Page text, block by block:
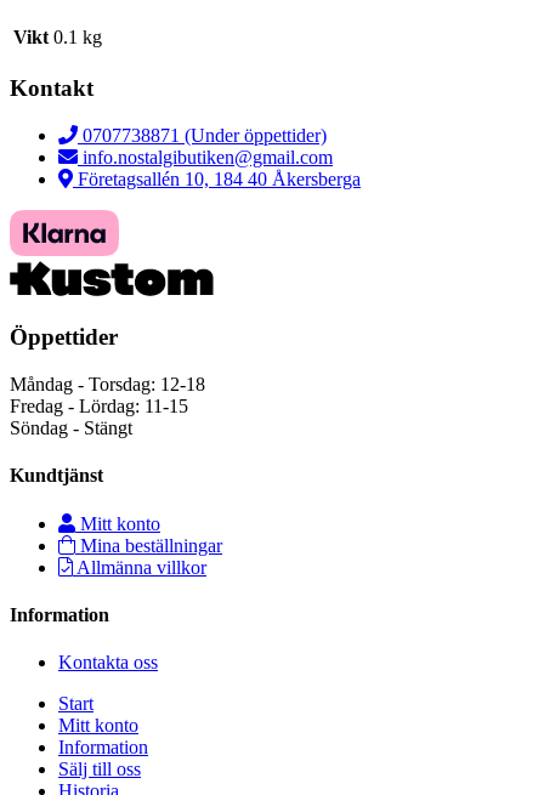
Vikt 0.1 kg
Kontakt
0707738871 (Under öppettider)
info.nostalgibutiken@gmail.com
Företagsallén 10, 184 40 Åkersberga
Öppettider
Måndag - Torsdag: 12-18
Fredag - Lördag: 11-15
Söndag - Stängt
Kundtjänst
Mitt konto
Mina beställningar
Allmänna villkor
Information
Kontakta oss
Start
Mitt konto
Information
Sälj till oss